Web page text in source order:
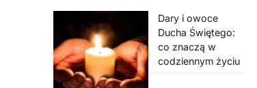
Dary i owoce
Ducha Świętego:
co znaczą w
codziennym życiu